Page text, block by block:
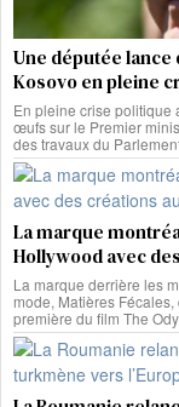
Une députée
Kosovo en pleine
En pleine crise politique
œufs sur le Premier
des travaux du
La marque
Hollywood avec
La marque derrière les
mode, Matières
première du film The